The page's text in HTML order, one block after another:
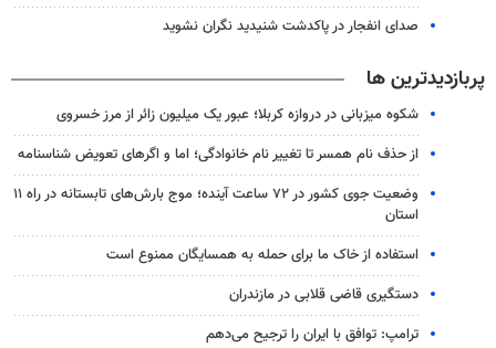
صدای انفجار در پاکدشت شنیدید نگران نشوید
پربازدیدترین ها
شکوه میزبانی در دروازه کربلا؛ عبور یک میلیون زائر از مرز خسروی
از حذف نام همسر تا تغییر نام خانوادگی؛ اما و اگرهای تعویض شناسنامه
وضعیت جوی کشور در ۷۲ ساعت آینده؛ موج بارش‌های تابستانه در راه ۱۱
استان
استفاده از خاک ما برای حمله به همسایگان ممنوع است
دستگیری قاضی قلابی در مازندران
ترامپ: توافق با ایران را ترجیح می‌دهم